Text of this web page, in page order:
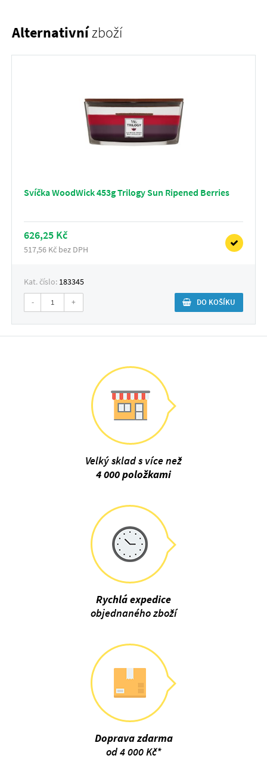
Alternativnízboží
Svíčka WoodWick 453g Trilogy Sun Ripened Berries
626,25 Kč
517,56 Kč bez DPH
Kat. číslo: 183345
- + DO KOŠÍKU
Velký sklad s více než
4 000 položkami
Rychlá expedice
objednaného zboží
Doprava zdarma
od 4 000 Kč*